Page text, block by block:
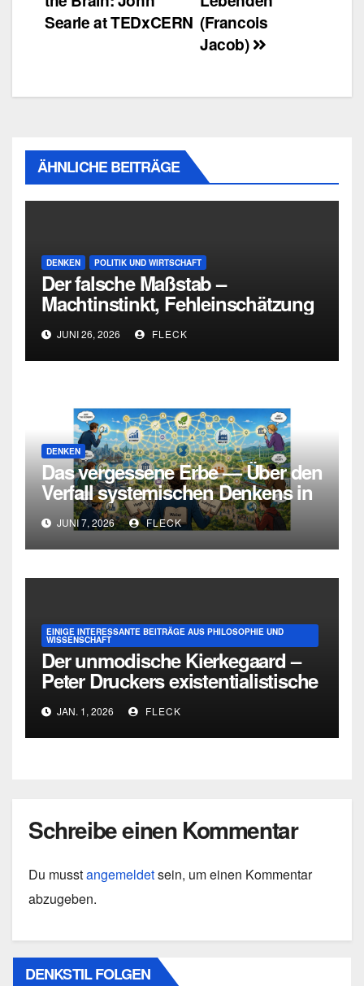
(Francois
Jacob)
Searle at TEDxCERN
ÄHNLICHE BEITRÄGE
DENKEN POLITIK UND WIRTSCHAFT
Der falsche Maßstab –
Machtinstinkt, Fehleinschätzung
und die Grenzen intellektueller
Urteilskraft
JUNI 26, 2026 FLECK
DENKEN
Das vergessene Erbe — Über den
Verfall systemischen Denkens in
Deutschland
JUNI 7, 2026 FLECK
EINIGE INTERESSANTE BEITRÄGE AUS PHILOSOPHIE UND
WISSENSCHAFT
Der unmodische Kierkegaard –
Peter Druckers existentialistische
Intervention von 1933
JAN. 1, 2026 FLECK
Schreibe einen Kommentar
Du musstangemeldetsein, um einen Kommentar
abzugeben.
DENKSTIL FOLGEN